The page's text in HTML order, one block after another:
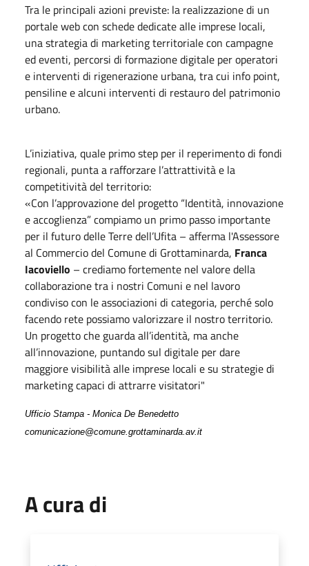
Tra le principali azioni previste: la realizzazione di un
portale web con schede dedicate alle imprese locali,
una strategia di marketing territoriale con campagne
ed eventi, percorsi di formazione digitale per operatori
e interventi di rigenerazione urbana, tra cui info point,
pensiline e alcuni interventi di restauro del patrimonio
urbano.
L’iniziativa, quale primo step per il reperimento di fondi
regionali, punta a rafforzare l’attrattività e la
competitività del territorio:
«Con l’approvazione del progetto “Identità, innovazione
e accoglienza” compiamo un primo passo importante
per il futuro delle Terre dell’Ufita – afferma l'Assessore
al Commercio del Comune di Grottaminarda, Franca
Iacoviello – crediamo fortemente nel valore della
collaborazione tra i nostri Comuni e nel lavoro
condiviso con le associazioni di categoria, perché solo
facendo rete possiamo valorizzare il nostro territorio.
Un progetto che guarda all’identità, ma anche
all’innovazione, puntando sul digitale per dare
maggiore visibilità alle imprese locali e su strategie di
marketing capaci di attrarre visitatori"
Ufficio Stampa - Monica De Benedetto
comunicazione@comune.grottaminarda.av.it
A cura di